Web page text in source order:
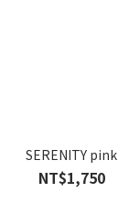
SERENITY pink
NT$1,750